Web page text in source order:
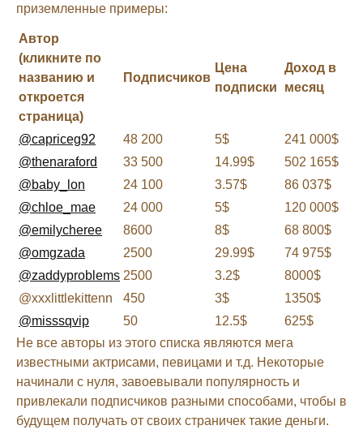
приземленные примеры:
Автор
(кликните по
названию и
откроется
страница)
Подписчиков
Цена
подписки
Доход в
месяц
@capriceg92 48 200 5$
241 000$
@thenaraford
33 500 14.99$
502 165$
@baby_lon
24 100 3.57$
86 037$
@chloe_mae
24 000 5$
120 000$
@emilycheree
8600 8$
68 800$
@omgzada
2500 29.99$
74 975$
@zaddyproblems 2500 3.2$
8000$
@xxxlittlekittenn
450 3$
1350$
@misssqvip
50 12.5$
625$
Не все авторы из этого списка являются мега
известными актрисами, певицами и т.д. Некоторые
начинали с нуля, завоевывали популярность и
привлекали подписчиков разными способами, чтобы в
будущем получать от своих страничек такие деньги.